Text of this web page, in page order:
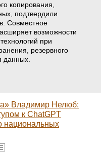
копирования,
подтвердили
Совместное
возможности
при
резервного
данных.
Владимир Нелюб:
к ChatGPT
национальных